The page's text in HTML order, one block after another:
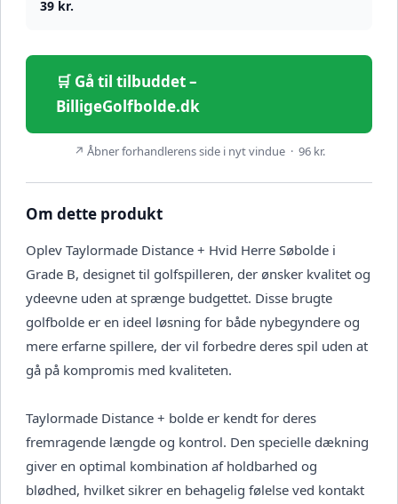
39 kr.
🛒 Gå til tilbuddet –
BilligeGolfbolde.dk
↗ Åbner forhandlerens side i nyt vindue · 96 kr.
Om dette produkt
Oplev Taylormade Distance + Hvid Herre Søbolde i
Grade B, designet til golfspilleren, der ønsker kvalitet og
ydeevne uden at sprænge budgettet. Disse brugte
golfbolde er en ideel løsning for både nybegyndere og
mere erfarne spillere, der vil forbedre deres spil uden at
gå på kompromis med kvaliteten.
Taylormade Distance + bolde er kendt for deres
fremragende længde og kontrol. Den specielle dækning
giver en optimal kombination af holdbarhed og
blødhed, hvilket sikrer en behagelig følelse ved kontakt